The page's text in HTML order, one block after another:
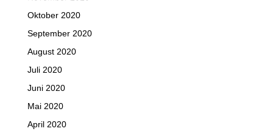
Oktober 2020
September 2020
August 2020
Juli 2020
Juni 2020
Mai 2020
April 2020